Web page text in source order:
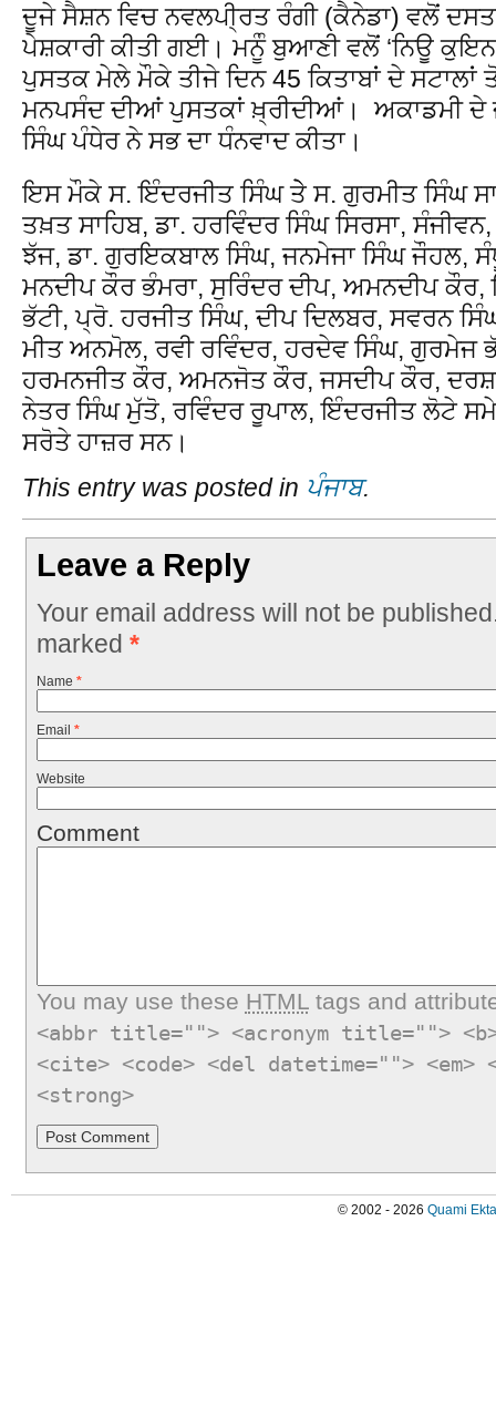
ਦੂਜੇ ਸੈਸ਼ਨ ਵਿਚ ਨਵਲਪੀ੍ਰਤ ਰੰਗੀ (ਕੈਨੇਡਾ) ਵਲੋਂ
ਪੇਸ਼ਕਾਰੀ ਕੀਤੀ ਗਈ। ਮਨੂੰੰ ਬੁਆਣੀ ਵਲੋਂ ‘ਨਿਊ
ਪੁਸਤਕ ਮੇਲੇ ਮੌਕੇ ਤੀਜੇ ਦਿਨ 45 ਕਿਤਾਬਾਂ ਦੇ
ਮਨਪਸੰਦ ਦੀਆਂ ਪੁਸਤਕਾਂ ਖ਼੍ਰੀਦੀਆਂ। ਅਕਾਡਮੀ ਦੇ
ਸਿੰਘ ਪੰਧੇਰ ਨੇ ਸਭ ਦਾ ਧੰਨਵਾਦ ਕੀਤਾ।
ਇਸ ਮੌਕੇ ਸ. ਇੰਦਰਜੀਤ ਸਿੰਘ ਤੇੇ ਸ. ਗੁਰਮੀਤ ਸਿੰਘ
ਤਖ਼ਤ ਸਾਹਿਬ, ਡਾ. ਹਰਵਿੰਦਰ ਸਿੰਘ ਸਿਰਸਾ,
ਝੱਜ, ਡਾ. ਗੁਰਇਕਬਾਲ ਸਿੰਘ, ਜਨਮੇਜਾ ਸਿੰਘ ਜੌਹਲ,
ਮਨਦੀਪ ਕੌਰ ਭੰਮਰਾ, ਸੁਰਿੰਦਰ ਦੀਪ, ਅਮਨਦੀਪ
ਭੱਟੀ, ਪ੍ਰੋ. ਹਰਜੀਤ ਸਿੰਘ, ਦੀਪ ਦਿਲਬਰ, ਸਵਰਨ
ਮੀਤ ਅਨਮੋਲ, ਰਵੀ ਰਵਿੰਦਰ, ਹਰਦੇਵ ਸਿੰਘ, ਗੁਰਮੇਜ
ਹਰਮਨਜੀਤ ਕੌਰ, ਅਮਨਜੋਤ ਕੌਰ, ਜਸਦੀਪ ਕੌਰ,
ਨੇਤਰ ਸਿੰਘ ਮੁੱਤੋ, ਰਵਿੰਦਰ ਰੂਪਾਲ, ਇੰਦਰਜੀਤ ਲੋਟੇ
ਸਰੋਤੇ ਹਾਜ਼ਰ ਸਨ।
This entry was posted in ਪੰਜਾਬ.
Leave a Reply
Your email address will not be
marked *
Name *
Email *
Website
Comment
You may use these HTMLtags and
<abbr title=""> <acronym title="">
<cite> <code> <del datetime="">
<strong>
© 2002 - 2026 Quami